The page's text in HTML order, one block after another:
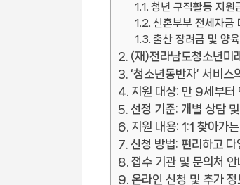
청년 구직활동 지원
신혼부부 전세자금
출산 장려금 및 양
(재)전라남도청소년미
‘청소년동반자’ 서비
지원 대상: 만 9세부터
선정 기준: 개별 상담
지원 내용: 1:1 찾아가
신청 방법: 편리하고 다
접수 기관 및 문의처 안
온라인 신청 및 추가 정